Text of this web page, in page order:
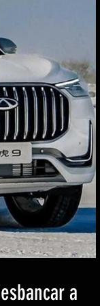
a